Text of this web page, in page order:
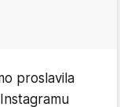
proslavila